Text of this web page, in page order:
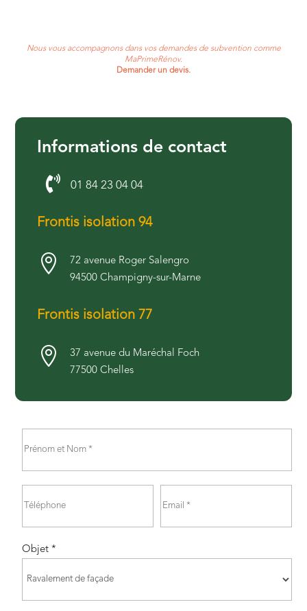
Nous vous accompagnons dans vos demandes de subvention comme
MaPrimeRénov.
Demander un devis.
Informations de contact
 01 84 23 04 04
Frontis isolation 94

72 avenue Roger Salengro
94500 Champigny-sur-Marne
Frontis isolation 77

37 avenue du Maréchal Foch
77500 Chelles
Objet *